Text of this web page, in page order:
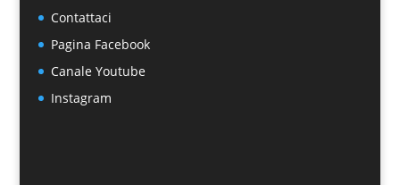
Contattaci
Pagina Facebook
Canale Youtube
Instagram